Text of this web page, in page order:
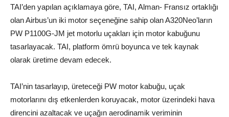
TAI’den yapılan açıklamaya göre, TAI, Alman- Fransız ortaklığı
olan Airbus’un iki motor seçeneğine sahip olan A320Neo’ların
PW P1100G-JM jet motorlu uçakları için motor kabuğunu
tasarlayacak. TAI, platform ömrü boyunca ve tek kaynak
olarak üretime devam edecek.
TAI’nin tasarlayıp, üreteceği PW motor kabuğu, uçak
motorlarını dış etkenlerden koruyacak, motor üzerindeki hava
direncini azaltacak ve uçağın aerodinamik veriminin